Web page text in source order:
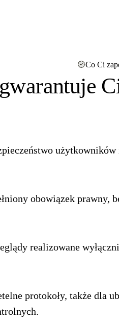
Co Ci
użytkowników
obowiązek prawny,
realizowane
protokoły, także dla